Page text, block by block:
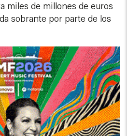
miles de millones de euros
sobrante por parte de los